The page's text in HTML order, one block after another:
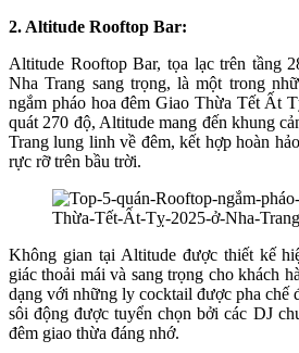
2. Altitude Rooftop Bar:
Altitude Rooftop Bar, tọa lạc trên tầng
Nha Trang sang trọng, là một trong
ngắm pháo hoa đêm Giao Thừa Tết Ất
quát 270 độ, Altitude mang đến khung
Trang lung linh về đêm, kết hợp hoàn
rực rỡ trên bầu trời.
Không gian tại Altitude được thiết kế
giác thoải mái và sang trọng cho khách
dạng với những ly cocktail được pha chế
sôi động được tuyển chọn bởi các DJ
đêm giao thừa đáng nhớ.